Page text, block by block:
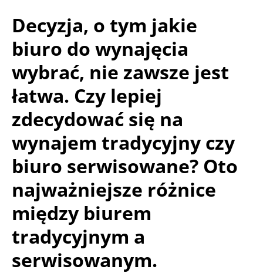
Decyzja, o tym jakie
biuro do wynajęcia
wybrać, nie zawsze jest
łatwa. Czy lepiej
zdecydować się na
wynajem tradycyjny czy
biuro serwisowane? Oto
najważniejsze różnice
między biurem
tradycyjnym a
serwisowanym.